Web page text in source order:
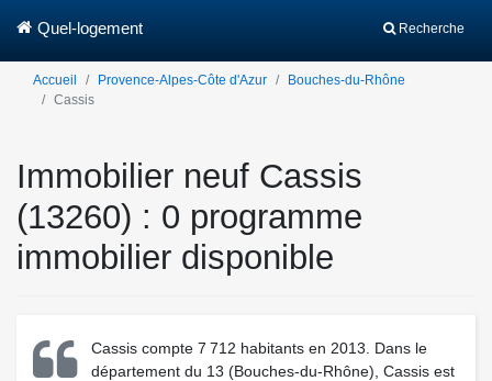
Recherche
Quel-logement
Accueil Provence-Alpes-Côte d'Azur
Bouches-du-Rhône
Cassis
Immobilier neuf Cassis
(13260) : 0 programme
immobilier disponible
Cassis compte 7 712 habitants en 2013. Dans le
département du 13 (Bouches-du-Rhône), Cassis est